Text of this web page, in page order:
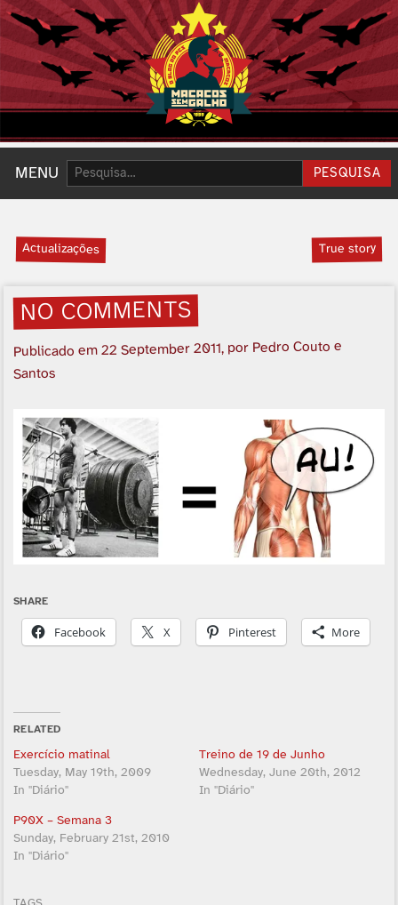
MENU Pesquisar: PESQUISA
Actualizações True story
NO COMMENTS
Publicado em 22 September 2011, por Pedro Couto e
Santos
SHARE
Facebook X Pinterest More
RELATED
Exercí­cio matinal
Tuesday, May 19th, 2009
In "Diário"
Treino de 19 de Junho
Wednesday, June 20th, 2012
In "Diário"
P90X – Semana 3
Sunday, February 21st, 2010
In "Diário"